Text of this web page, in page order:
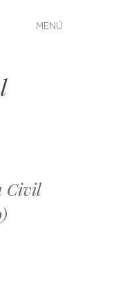
MENÚ
Civil